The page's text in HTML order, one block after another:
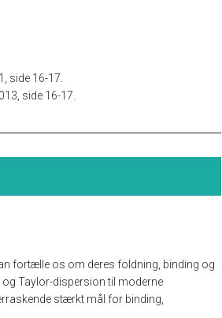
side 16-17.
side 16-17.
fortælle os om deres foldning, binding og
Taylor-dispersion til moderne
stærkt mål for binding,